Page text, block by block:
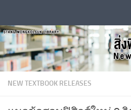
NEW TEXTBOOK RELEASES